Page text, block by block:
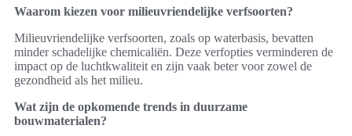
Waarom kiezen voor milieuvriendelijke verfsoorten?
Milieuvriendelijke verfsoorten, zoals op waterbasis, bevatten
minder schadelijke chemicaliën. Deze verfopties verminderen de
impact op de luchtkwaliteit en zijn vaak beter voor zowel de
gezondheid als het milieu.
Wat zijn de opkomende trends in duurzame
bouwmaterialen?